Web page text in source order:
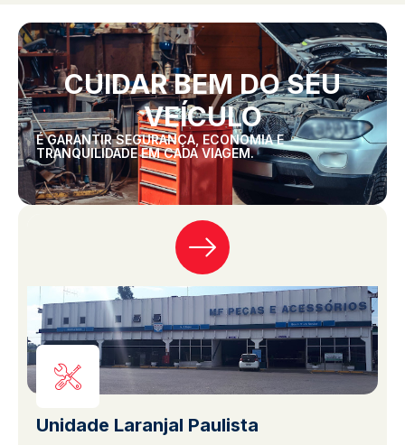
CUIDAR BEM DO SEU
VEÍCULO
É GARANTIR SEGURANÇA, ECONOMIA E
TRANQUILIDADE EM CADA VIAGEM.
Unidade Laranjal Paulista